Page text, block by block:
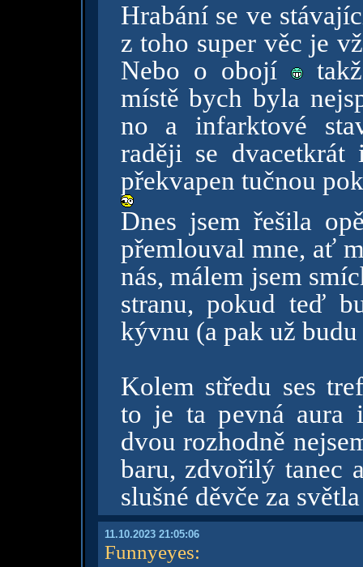
Hrabání se ve
z toho super věc je
Nebo o obojí
místě bych byla
no a infarktové
raději se
překvapen tučnou
Dnes jsem řešila
přemlouval mne, ať
nás, málem jsem
stranu, pokud teď
kývnu (a pak už
Kolem středu ses
to je ta pevná aura
dvou rozhodně
baru, zdvořilý tanec
slušné děvče za
11.10.2023 21:05:06
Funnyeyes: